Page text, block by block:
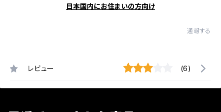
日本国内にお住まいの方向け
通報する
レビュー (6)